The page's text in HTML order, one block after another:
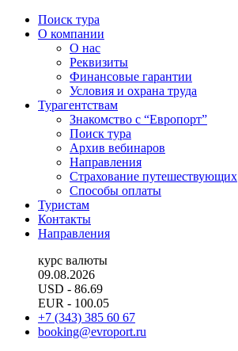
Поиск тура
О компании
О нас
Реквизиты
Финансовые гарантии
Условия и охрана труда
Турагентствам
Знакомство с “Европорт”
Поиск тура
Архив вебинаров
Направления
Страхование путешествующих
Способы оплаты
Туристам
Контакты
Направления
курс валюты
09.08.2026
USD - 86.69
EUR - 100.05
+7 (343) 385 60 67
booking@evroport.ru